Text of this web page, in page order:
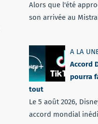
Alors que l'été
son arrivée au
A LA
Accord
pourra
tout
Le 5 août 2026,
accord mondial